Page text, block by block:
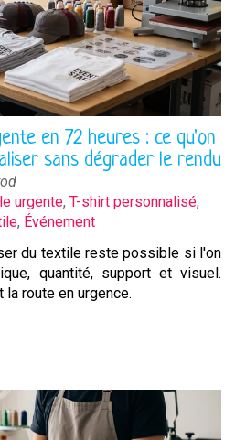
en 72 heures : ce qu'on
sans dégrader le rendu
urgente, T-shirt personnalisé,
, Événement
du textile reste possible si l'on
quantité, support et visuel.
route en urgence.